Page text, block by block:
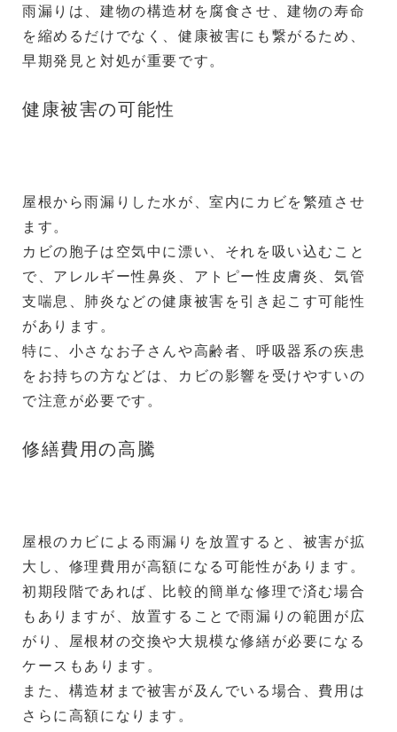
雨漏りは、建物の構造材を腐食させ、建物の寿命
を縮めるだけでなく、健康被害にも繋がるため、
早期発見と対処が重要です。
健康被害の可能性
屋根から雨漏りした水が、室内にカビを繁殖させ
ます。
カビの胞子は空気中に漂い、それを吸い込むこと
で、アレルギー性鼻炎、アトピー性皮膚炎、気管
支喘息、肺炎などの健康被害を引き起こす可能性
があります。
特に、小さなお子さんや高齢者、呼吸器系の疾患
をお持ちの方などは、カビの影響を受けやすいの
で注意が必要です。
修繕費用の高騰
屋根のカビによる雨漏りを放置すると、被害が拡
大し、修理費用が高額になる可能性があります。
初期段階であれば、比較的簡単な修理で済む場合
もありますが、放置することで雨漏りの範囲が広
がり、屋根材の交換や大規模な修繕が必要になる
ケースもあります。
また、構造材まで被害が及んでいる場合、費用は
さらに高額になります。